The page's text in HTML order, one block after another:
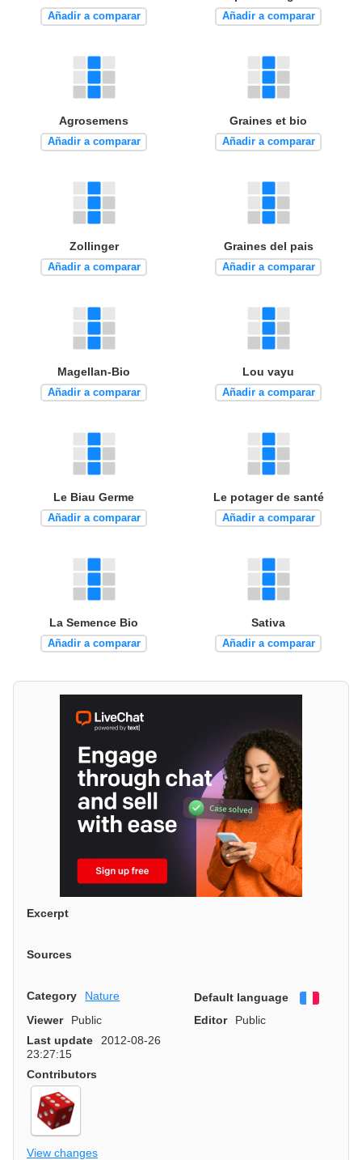
Añadir a comparar Añadir a comparar
Agrosemens
Añadir a comparar
Graines et bio
Añadir a comparar
Zollinger
Añadir a comparar
Graines del pais
Añadir a comparar
Magellan-Bio
Añadir a comparar
Lou vayu
Añadir a comparar
Le Biau Germe
Añadir a comparar
Le potager de santé
Añadir a comparar
La Semence Bio
Añadir a comparar
Sativa
Añadir a comparar
Excerpt
Sources
Category Nature Default language
Viewer
Public Editor
Public
Last update
2012-08-26
23:27:15
Contributors
View changes